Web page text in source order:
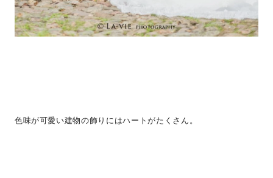
色味が可愛い建物の飾りにはハートがたくさん。